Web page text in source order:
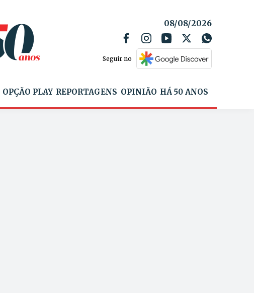
08/08/2026
Seguir no
OPÇÃO PLAY REPORTAGENS OPINIÃO HÁ 50 ANOS